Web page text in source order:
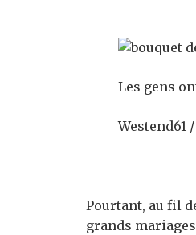
Les gens
Westend61
Pourtant, au fil
grands